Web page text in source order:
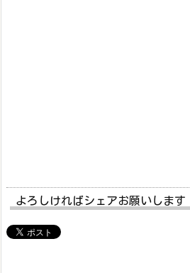
よろしければシェアお願いします